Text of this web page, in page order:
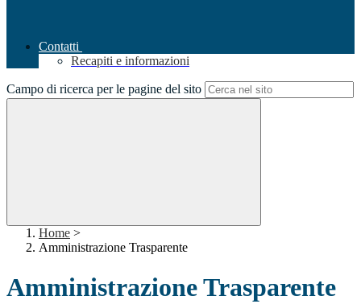
Contatti
Recapiti e informazioni
Campo di ricerca per le pagine del sito
Home >
Amministrazione Trasparente
Amministrazione Trasparente